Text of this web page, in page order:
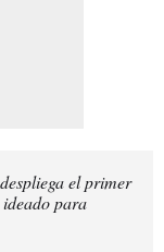
el primer
para